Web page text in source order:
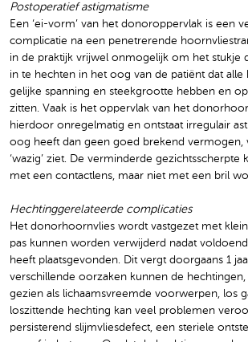
Postoperatief astigmatisme
Een ‘ei-vorm’ van het donoroppervlak is een
complicatie na een penetrerende
in de praktijk vrijwel onmogelijk om het stukje
in te hechten in het oog van de patiënt dat alle
gelijke spanning en steekgrootte hebben en
zitten. Vaak is het oppervlak van het
hierdoor onregelmatig en ontstaat irregulair
oog heeft dan geen goed brekend vermogen,
‘wazig’ ziet. De verminderde gezichtsscherpte
met een contactlens, maar niet met een bril
Hechtinggerelateerde complicaties
Het donorhoornvlies wordt vastgezet met
pas kunnen worden verwijderd nadat
heeft plaatsgevonden. Dit vergt doorgaans 1
verschillende oorzaken kunnen de
gezien als lichaamsvreemde voorwerpen, los
loszittende hechting kan veel problemen
persisterend slijmvliesdefect, een steriele